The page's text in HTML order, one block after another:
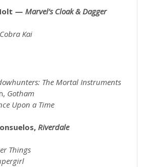
— Marvel’s Cloak & Dagger
Cobra Kai
The Mortal Instruments
Gotham
Upon a Time
Riverdale
Things